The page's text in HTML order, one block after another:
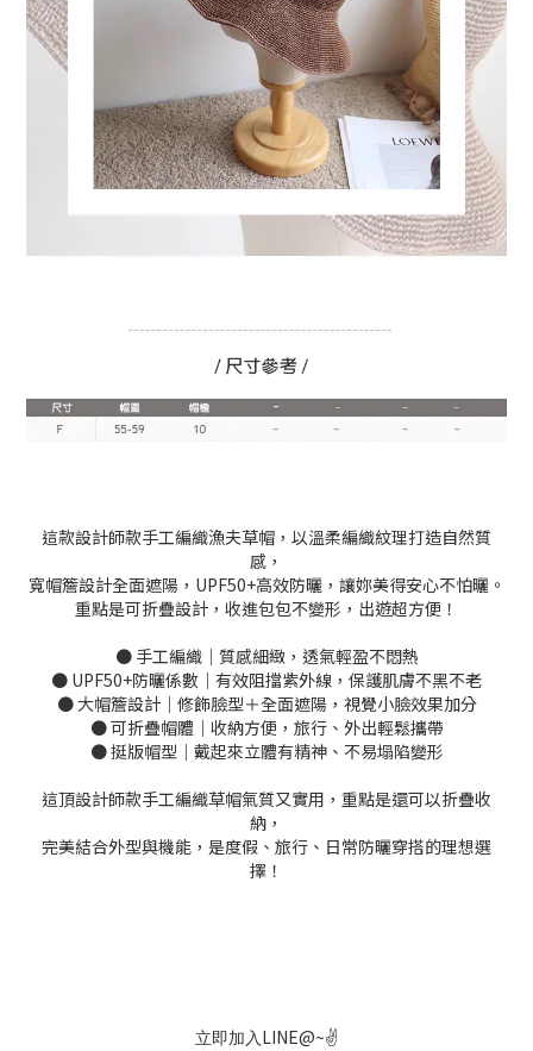
這款設計師款手工編織漁夫草帽，以溫柔編織紋理打造自然質
感，
寬帽簷設計全面遮陽，UPF50+高效防曬，讓妳美得安心不怕曬。
重點是可折疊設計，收進包包不變形，出遊超方便！
● 手工編織｜質感細緻，透氣輕盈不悶熱
● UPF50+防曬係數｜有效阻擋紫外線，保護肌膚不黑不老
● 大帽簷設計｜修飾臉型＋全面遮陽，視覺小臉效果加分
● 可折疊帽體｜收納方便，旅行、外出輕鬆攜帶
● 挺版帽型｜戴起來立體有精神、不易塌陷變形
這頂設計師款手工編織草帽氣質又實用，重點是還可以折疊收
納，
完美結合外型與機能，是度假、旅行、日常防曬穿搭的理想選
擇！
立即加入 LINE@~✌